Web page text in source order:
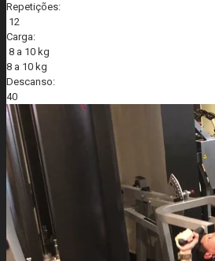
Repetições:
12
Carga:
8 a 10 kg
8 a 10 kg
Descanso:
40